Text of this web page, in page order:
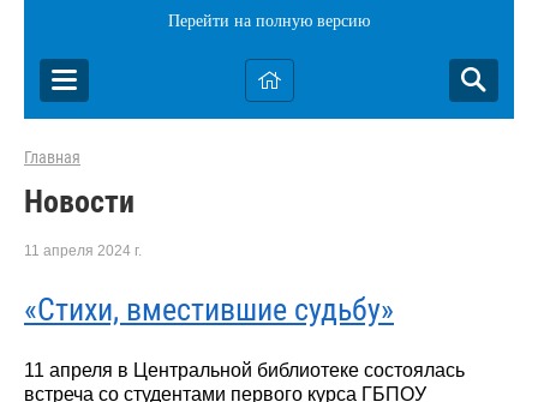
Перейти на полную версию
Главная
Новости
11 апреля 2024 г.
«Стихи, вместившие судьбу»
11 апреля в Центральной библиотеке состоялась
встреча со студентами первого курса ГБПОУ